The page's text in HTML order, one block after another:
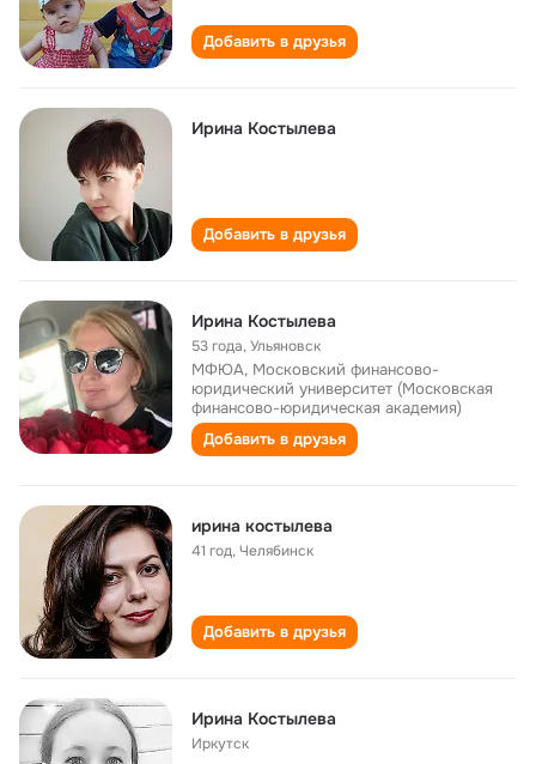
Добавить в друзья
Ирина Костылева
Добавить в друзья
Ирина Костылева
53 года,Ульяновск
МФЮА, Московский финансово-
юридический университет (Московская
финансово-юридическая академия)
Добавить в друзья
ирина костылева
41 год,Челябинск
Добавить в друзья
Ирина Костылева
Иркутск